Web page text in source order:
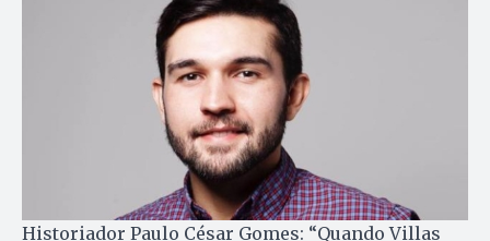
Historiador Paulo César Gomes: “Quando Villas